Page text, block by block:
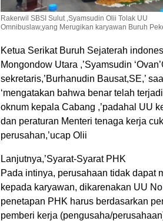
Rakerwil SBSI Sulut ,Syamsudin Olii Tolak UU
Omnibuslaw,yang Merugikan karyawan Buruh
Ketua Serikat Buruh Sejaterah
Mongondow Utara ,’Syamsudin
sekretaris,’Burhanudin Bausat,SE,’
‘mengatakan bahwa benar telah
oknum kepala Cabang ,’padahal UU
dan peraturan Menteri tenaga kerja
perusahan,’ucap Olii
Lanjutnya,’Syarat-Syarat PHK
Pada intinya, perusahaan tidak dapat
kepada karyawan, dikarenakan UU
penetapan PHK harus berdasarkan
pemberi kerja (pengusaha/